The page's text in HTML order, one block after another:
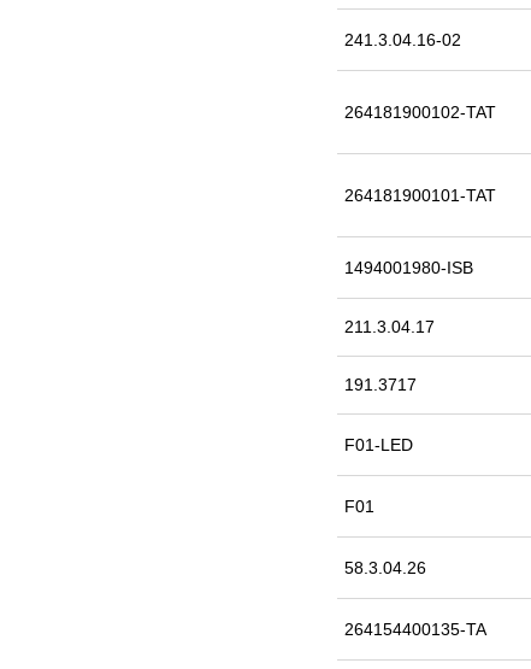
241.3.04.16-02
264181900102-TAT
264181900101-TAT
1494001980-ISB
211.3.04.17
191.3717
F01-LED
F01
58.3.04.26
264154400135-TA